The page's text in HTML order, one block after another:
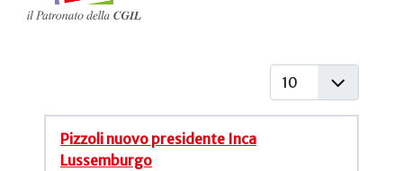
Visualizza #
Pizzoli nuovo presidente Inca
Lussemburgo